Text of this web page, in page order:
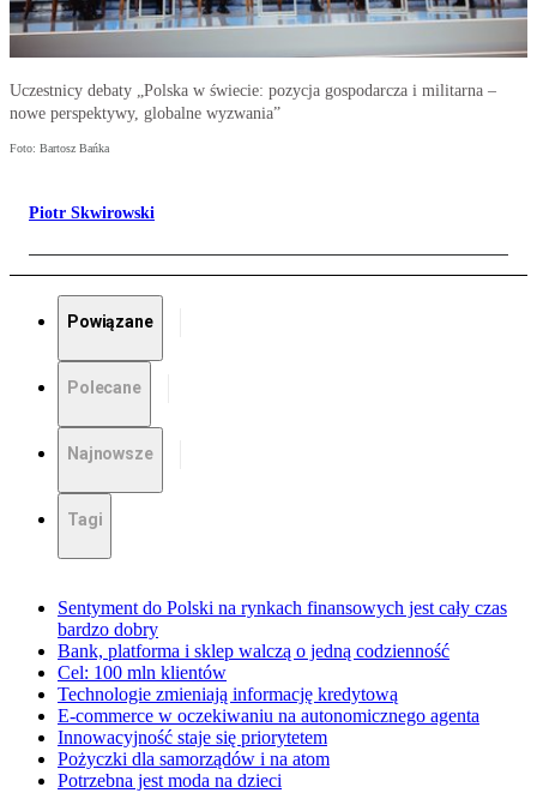
Uczestnicy debaty „Polska w świecie: pozycja gospodarcza i militarna –
nowe perspektywy, globalne wyzwania”
Foto: Bartosz Bańka
Piotr Skwirowski
Powiązane
Polecane
Najnowsze
Tagi
Sentyment do Polski na rynkach finansowych jest cały czas
bardzo dobry
Bank, platforma i sklep walczą o jedną codzienność
Cel: 100 mln klientów
Technologie zmieniają informację kredytową
E-commerce w oczekiwaniu na autonomicznego agenta
Innowacyjność staje się priorytetem
Pożyczki dla samorządów i na atom
Potrzebna jest moda na dzieci